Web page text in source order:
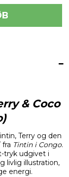
& Coco
Terry og den
fra Tintin i Congo.
tryk udgivet i
livlig illustration,
energi.